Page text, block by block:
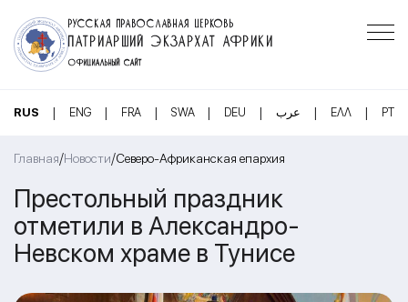
РУССКАЯ ПРАВОСЛАВНАЯ ЦЕРКОВЬ
ПАТРИАРШИЙ ЭКЗАРХАТ АФРИКИ
ОФИЦИАЛЬНЫЙ САЙТ
RUS | ENG | FRA | SWA | DEU | عرب | ΕΛΛ | PT
Главная/Новости/Северо-Африканская епархия
Престольный праздник
отметили в Александро-
Невском храме в Тунисе